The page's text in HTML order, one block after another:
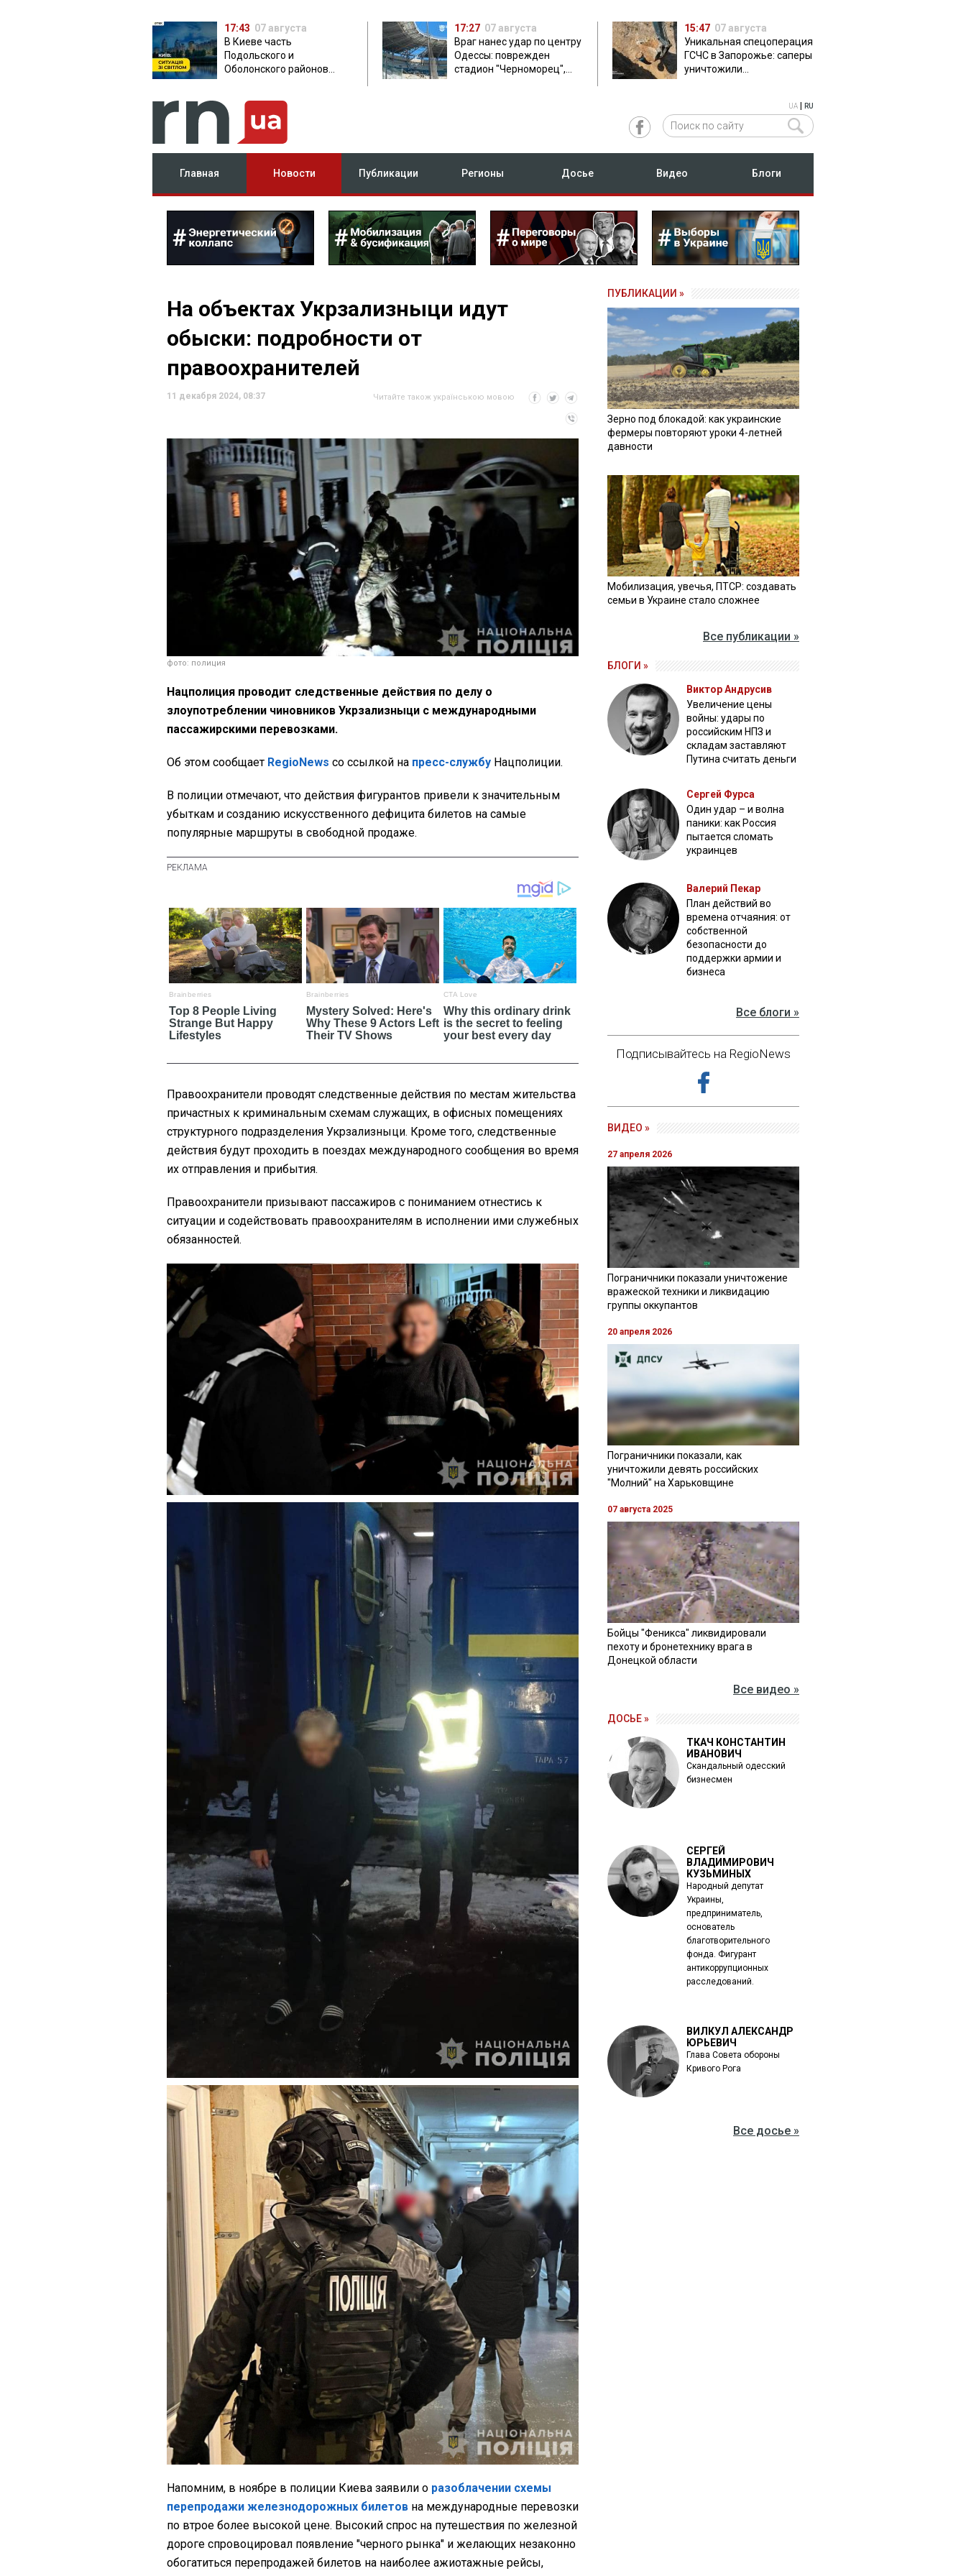
17:43 07 августа
В Киеве часть
Подольского и
Оболонского районов
17:27 07 августа
Враг нанес удар по центру
Одессы: поврежден
стадион "Черноморец",
15:47 07 августа
Уникальная спецоперация
ГСЧС в Запорожье: саперы
уничтожили
UA RU
Главная Новости Публикации Регионы Досье Видео Блоги
На объектах Укрзализныци идут
обыски: подробности от
правоохранителей
11 декабря 2024, 08:37 Читайте також українською мовою
фото: полиция
Нацполиция проводит следственные действия по делу о
злоупотреблении чиновников Укрзализныци с международными
пассажирскими перевозками.
Об этом сообщает RegioNews со ссылкой на пресс-службу Нацполиции.
В полиции отмечают, что действия фигурантов привели к значительным
убыткам и созданию искусственного дефицита билетов на самые
популярные маршруты в свободной продаже.
Правоохранители проводят следственные действия по местам жительства
причастных к криминальным схемам служащих, в офисных помещениях
структурного подразделения Укрзализныци. Кроме того, следственные
действия будут проходить в поездах международного сообщения во время
их отправления и прибытия.
Правоохранители призывают пассажиров с пониманием отнестись к
ситуации и содействовать правоохранителям в исполнении ими служебных
обязанностей.
Напомним, в ноябре в полиции Киева заявили о разоблачении схемы
перепродажи железнодорожных билетов на международные перевозки
по втрое более высокой цене. Высокий спрос на путешествия по железной
дороге спровоцировал появление "черного рынка" и желающих незаконно
обогатиться перепродажей билетов на наиболее ажиотажные рейсы,
ПУБЛИКАЦИИ »
Зерно под блокадой: как украинские
фермеры повторяют уроки 4-летней
давности
Мобилизация, увечья, ПТСР: создавать
семьи в Украине стало сложнее
Все публикации »
БЛОГИ »
Виктор Андрусив
Увеличение цены
войны: удары по
российским НПЗ и
складам заставляют
Путина считать деньги
Сергей Фурса
Один удар – и волна
паники: как Россия
пытается сломать
украинцев
Валерий Пекар
План действий во
времена отчаяния: от
собственной
безопасности до
поддержки армии и
бизнеса
Все блоги »
Подписывайтесь на RegioNews
ВИДЕО »
27 апреля 2026
Пограничники показали уничтожение
вражеской техники и ликвидацию
группы оккупантов
20 апреля 2026
Пограничники показали, как
уничтожили девять российских
"Молний" на Харьковщине
07 августа 2025
Бойцы "Феникса" ликвидировали
пехоту и бронетехнику врага в
Донецкой области
Все видео »
ДОСЬЕ »
ТКАЧ КОНСТАНТИН
ИВАНОВИЧ
Скандальный одесский
бизнесмен
СЕРГЕЙ
ВЛАДИМИРОВИЧ
КУЗЬМИНЫХ
Народный депутат
Украины,
предприниматель,
основатель
благотворительного
фонда. Фигурант
антикоррупционных
расследований.
ВИЛКУЛ АЛЕКСАНДР
ЮРЬЕВИЧ
Глава Совета обороны
Кривого Рога
Все досье »